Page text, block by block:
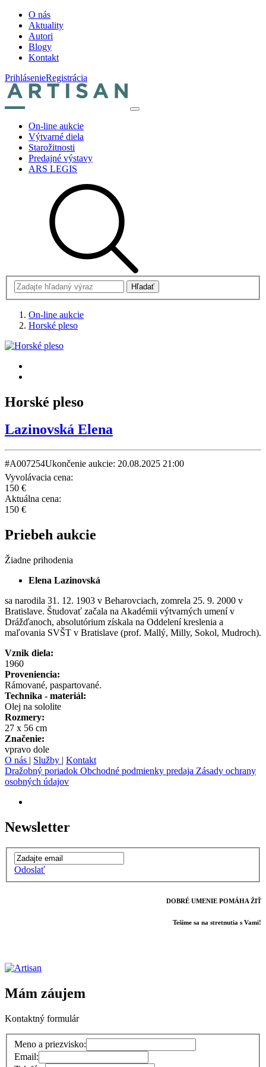
O nás
Aktuality
Autori
Blogy
Kontakt
PrihlásenieRegistrácia
On-line aukcie
Výtvarné diela
Starožitnosti
Predajné výstavy
ARS LEGIS
On-line aukcie
Horské pleso
Horské pleso
Lazinovská Elena
#A007254Ukončenie aukcie: 20.08.2025 21:00
Vyvolávacia cena:
150 €
Aktuálna cena:
150 €
Priebeh aukcie
Žiadne prihodenia
Elena Lazinovská
sa narodila 31. 12. 1903 v Beharovciach, zomrela 25. 9. 2000 v
Bratislave. Študovať začala na Akadémii výtvarných umení v
Drážďanoch, absolutórium získala na Oddelení kreslenia a
maľovania SVŠT v Bratislave (prof. Mallý, Milly, Sokol, Mudroch).
Vznik diela:
1960
Proveniencia:
Rámované, paspartované.
Technika - materiál:
Olej na sololite
Rozmery:
27 x 56 cm
Značenie:
vpravo dole
O nás | Služby | Kontakt
Dražobný poriadok Obchodné podmienky predaja Zásady ochrany
osobných údajov
Newsletter
Odoslať
DOBRÉ UMENIE POMÁHA ŽIŤ
Tešíme sa na stretnutia s Vami!
Mám záujem
Kontaktný formulár
Meno a priezvisko:
Email: